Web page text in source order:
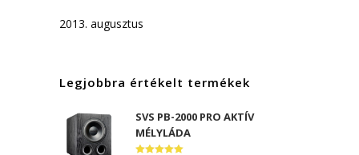
2013. augusztus
Legjobbra értékelt termékek
SVS PB-2000 PRO AKTÍV
MÉLYLÁDA